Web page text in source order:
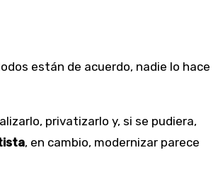
están de acuerdo, nadie lo hace
privatizarlo y, si se pudiera,
, en cambio, modernizar parece